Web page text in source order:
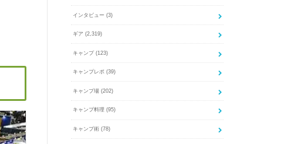
インタビュー (3)
ギア (2,319)
キャンプ (123)
キャンプレポ (39)
キャンプ場 (202)
キャンプ料理 (95)
キャンプ術 (78)